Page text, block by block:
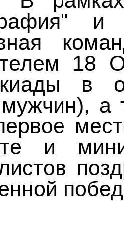
и
18
в
а
и